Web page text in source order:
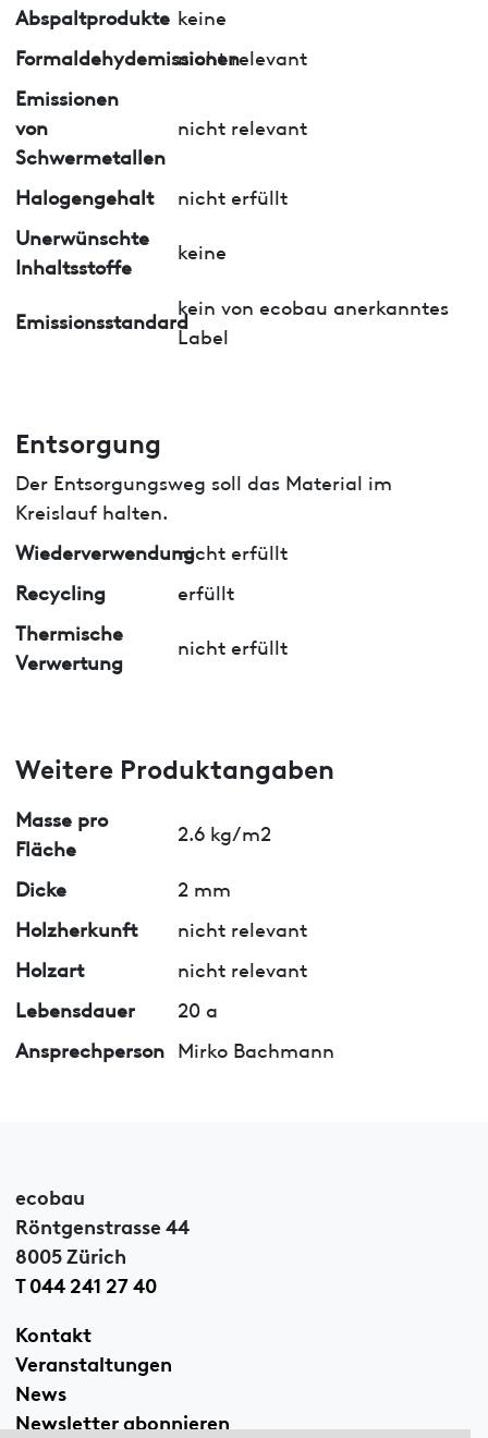
Abspaltprodukte keine
Formaldehydemissionennicht relevant
Emissionen
von
Schwermetallen
nicht relevant
Halogengehalt
nicht erfüllt
Unerwünschte
Inhaltsstoffe
keine
Emissionsstandard
kein von ecobau anerkanntes
Label
Entsorgung
Der Entsorgungsweg soll das Material im
Kreislauf halten.
Wiederverwendungnicht erfüllt
Recycling
erfüllt
Thermische
Verwertung
nicht erfüllt
Weitere Produktangaben
Masse pro
Fläche
2.6 kg/m2
Dicke
2 mm
Holzherkunft
nicht relevant
Holzart
nicht relevant
Lebensdauer
20 a
Ansprechperson Mirko Bachmann
ecobau
Röntgenstrasse 44
8005 Zürich
T 044 241 27 40
Kontakt
Veranstaltungen
News
Newsletter abonnieren